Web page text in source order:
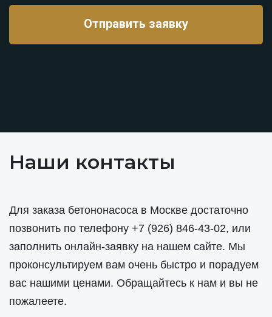
Наши контакты
Для заказа бетононасоса в Москве достаточно
позвонить по телефону +7 (926) 846-43-02, или
заполнить онлайн-заявку на нашем сайте. Мы
проконсультируем вам очень быстро и порадуем
вас нашими ценами. Обращайтесь к нам и вы не
пожалеете.